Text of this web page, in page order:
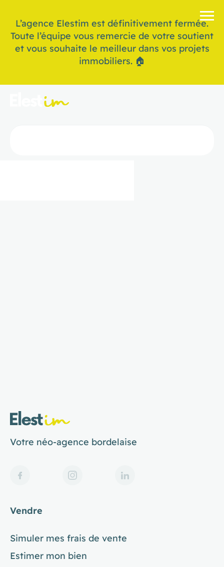
L’agence Elestim est définitivement fermée.
Toute l’équipe vous remercie de votre soutient
et vous souhaite le meilleur dans vos projets
immobiliers. 🏠
Votre néo-agence bordelaise
Vendre
Simuler mes frais de vente
Estimer mon bien